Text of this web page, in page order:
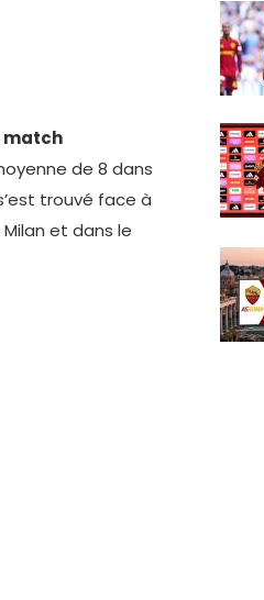
match
de 8 dans
trouvé face à
et dans le